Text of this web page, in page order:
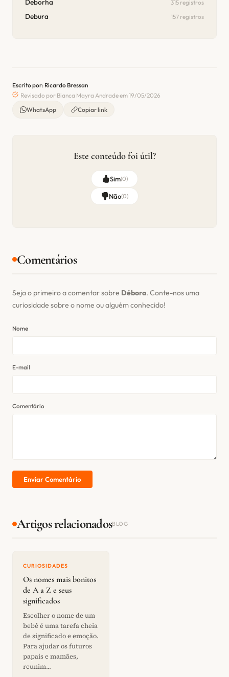
Deborha 315 registros
Debura 157 registros
Escrito por: Ricardo Bressan
Revisado por Bianca Mayra Andrade em 19/05/2026
WhatsApp
Copiar link
Este conteúdo foi útil?
Sim(0)
Não(0)
Comentários
Seja o primeiro a comentar sobre Débora. Conte-nos uma
curiosidade sobre o nome ou alguém conhecido!
Nome
E-mail
Comentário
Enviar Comentário
Artigos relacionadosBLOG
CURIOSIDADES
Os nomes mais bonitos
de A a Z e seus
significados
Escolher o nome de um
bebê é uma tarefa cheia
de significado e emoção.
Para ajudar os futuros
papais e mamães,
reunim...